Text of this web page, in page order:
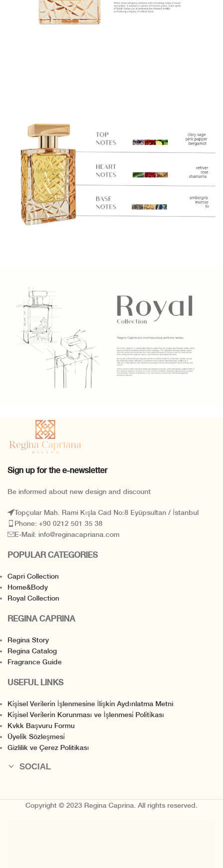
Sign up for the e-newsletter
Be informed about new design and discount
Topçular Mah. Rami Kışla Cad No:8 Eyüpsultan / İstanbul
Phone: +90 0212 501 35 38
E-Mail: info@reginacapriana.com
POPULAR CATEGORIES
Capri Collection
Home&Body
Royal Collection
REGINA CAPRINA
Regina Story
Regina Catalog
Fragrance Guide
USEFUL LINKS
Ki̇şi̇sel Veri̇leri̇n İşlenmesi̇ne İli̇şki̇n Aydınlatma Metni
Ki̇şi̇sel Veri̇leri̇n Korunması ve İşlenmesi̇ Poli̇ti̇kası
Kvkk Başvuru Formu
Üyeli̇k Sözleşmesi̇
Gizlilik ve Çerez Politikası
SOCIAL
Copyright © 2023 Regina Caprina. All rights reserved.